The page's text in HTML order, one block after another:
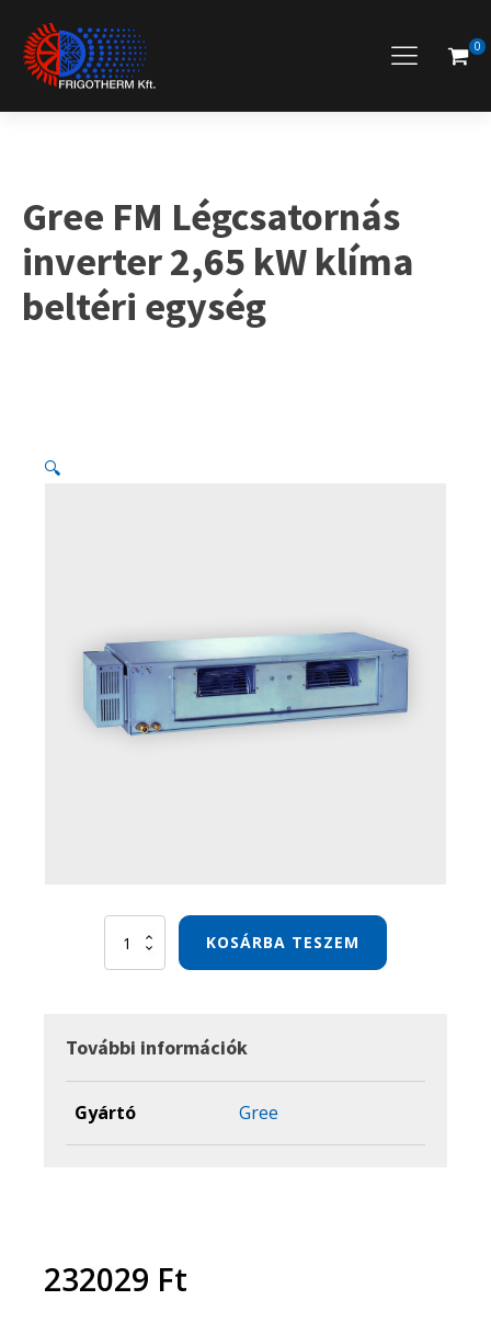
0
Gree FM Légcsatornás
inverter 2,65 kW klíma
beltéri egység
🔍
Gree
kW
klíma
beltéri
egység
mennyiség
KOSÁRBA TESZEM
További információk
Gyártó Gree
232029 Ft